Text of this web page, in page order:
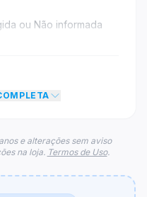
ou Não informada
teto máximo para esse
e alterações sem aviso
na loja. Termos de Uso.